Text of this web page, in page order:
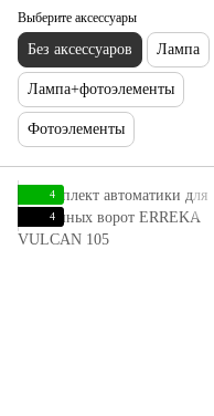
Выберите аксессуары
Без аксессуаров Лампа
Лампа+фотоэлементы
Фотоэлементы
4
4